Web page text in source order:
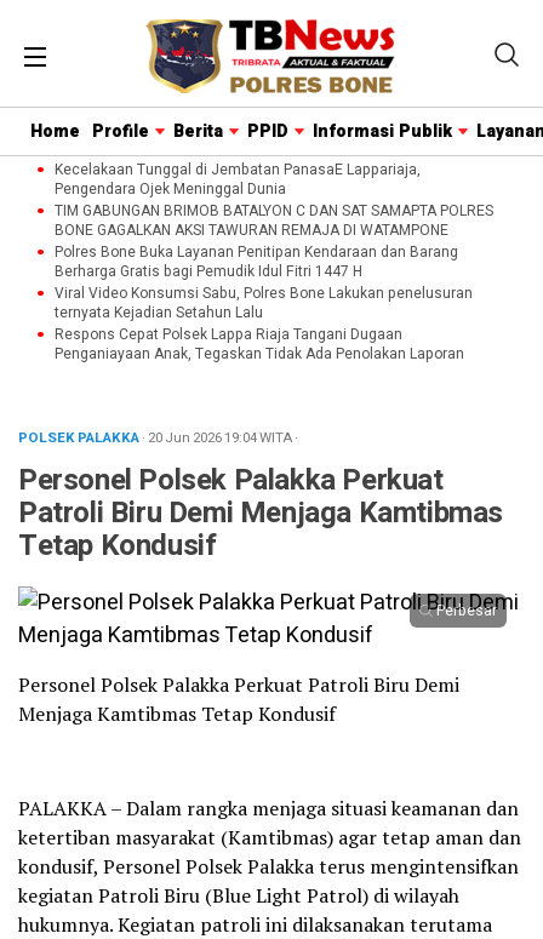
Home Profile Berita PPID Informasi Publik
Kecelakaan Tunggal di Jembatan PanasaE Lappariaja,
Pengendara Ojek Meninggal Dunia
TIM GABUNGAN BRIMOB BATALYON C DAN SAT SAMAPTA POLRES
BONE GAGALKAN AKSI TAWURAN REMAJA DI WATAMPONE
Polres Bone Buka Layanan Penitipan Kendaraan dan Barang
Berharga Gratis bagi Pemudik Idul Fitri 1447 H
Viral Video Konsumsi Sabu, Polres Bone Lakukan penelusuran
ternyata Kejadian Setahun Lalu
Respons Cepat Polsek Lappa Riaja Tangani Dugaan
Penganiayaan Anak, Tegaskan Tidak Ada Penolakan Laporan
POLSEK PALAKKA· 20 Jun 202619:04WITA·
‎Personel Polsek Palakka Perkuat
Patroli Biru Demi Menjaga Kamtibmas
Tetap Kondusif
Perbesar
‎Personel Polsek Palakka Perkuat Patroli Biru Demi
Menjaga Kamtibmas Tetap Kondusif
‎PALAKKA – Dalam rangka menjaga situasi keamanan dan
ketertiban masyarakat (Kamtibmas) agar tetap aman dan
kondusif, Personel Polsek Palakka terus mengintensifkan
kegiatan Patroli Biru (Blue Light Patrol) di wilayah
hukumnya. Kegiatan patroli ini dilaksanakan terutama